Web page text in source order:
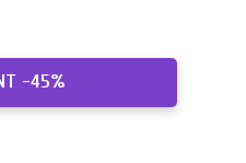
-45%